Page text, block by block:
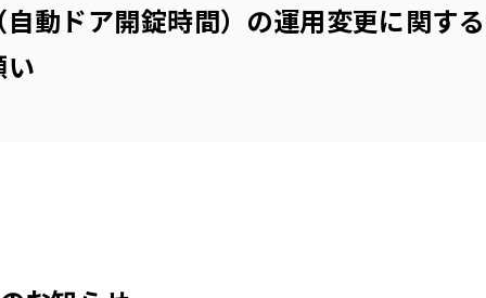
動ドア開錠時間）の運用変更に関す
い